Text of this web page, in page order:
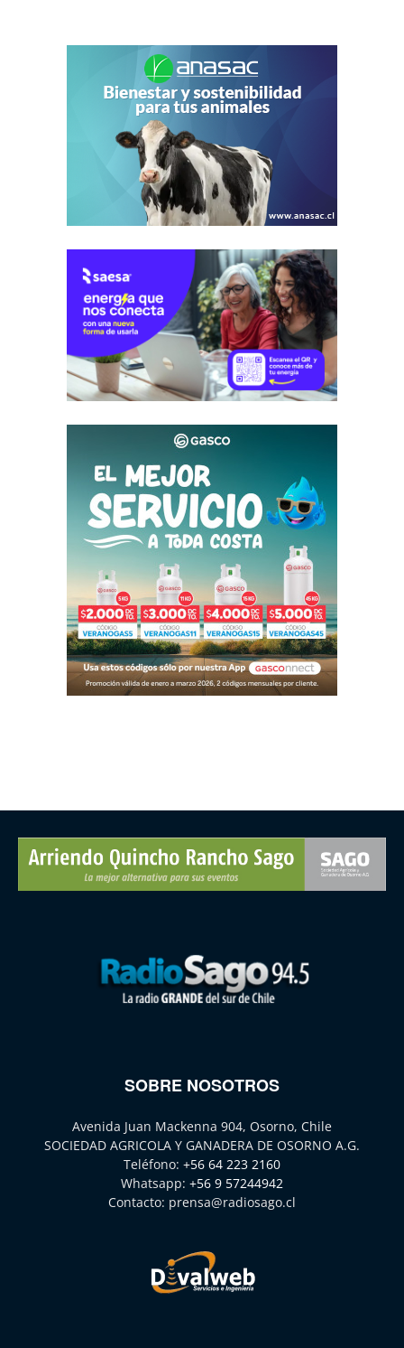
SOBRE NOSOTROS
Avenida Juan Mackenna 904, Osorno, Chile
SOCIEDAD AGRICOLA Y GANADERA DE OSORNO A.G.
Teléfono: +56 64 223 2160
Whatsapp: +56 9 57244942
Contacto: prensa@radiosago.cl